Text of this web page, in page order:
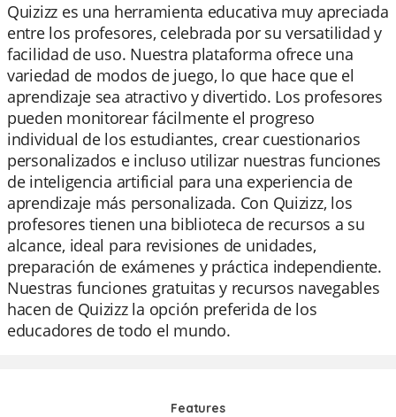
Quizizz es una herramienta educativa muy apreciada
entre los profesores, celebrada por su versatilidad y
facilidad de uso. Nuestra plataforma ofrece una
variedad de modos de juego, lo que hace que el
aprendizaje sea atractivo y divertido. Los profesores
pueden monitorear fácilmente el progreso
individual de los estudiantes, crear cuestionarios
personalizados e incluso utilizar nuestras funciones
de inteligencia artificial para una experiencia de
aprendizaje más personalizada. Con Quizizz, los
profesores tienen una biblioteca de recursos a su
alcance, ideal para revisiones de unidades,
preparación de exámenes y práctica independiente.
Nuestras funciones gratuitas y recursos navegables
hacen de Quizizz la opción preferida de los
educadores de todo el mundo.
Features